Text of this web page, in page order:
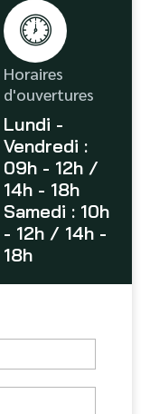
Horaires
d'ouvertures
Lundi -
Vendredi :
09h - 12h /
14h - 18h
Samedi : 10h
- 12h / 14h -
18h